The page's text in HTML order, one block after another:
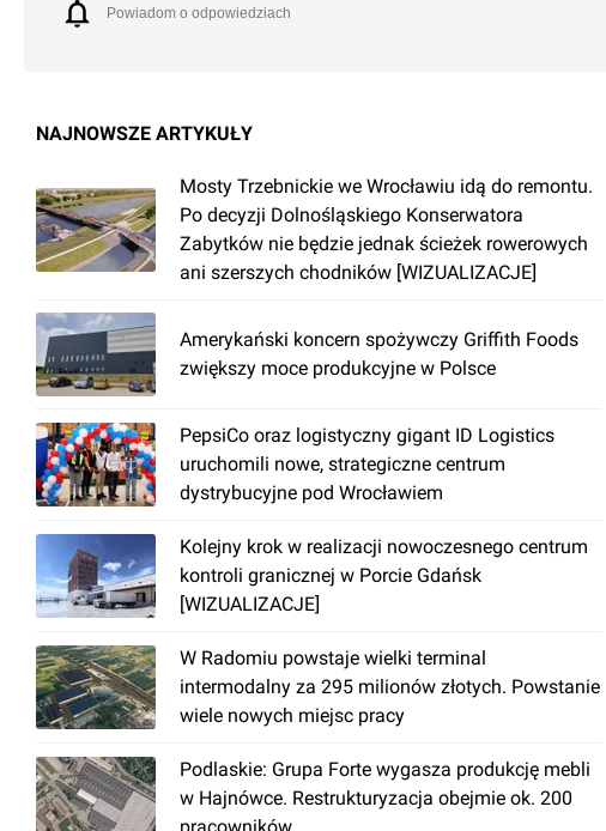
Powiadom o odpowiedziach
NAJNOWSZE ARTYKUŁY
Mosty Trzebnickie we Wrocławiu idą do remontu.
Po decyzji Dolnośląskiego Konserwatora
Zabytków nie będzie jednak ścieżek rowerowych
ani szerszych chodników [WIZUALIZACJE]
Amerykański koncern spożywczy Griffith Foods
zwiększy moce produkcyjne w Polsce
PepsiCo oraz logistyczny gigant ID Logistics
uruchomili nowe, strategiczne centrum
dystrybucyjne pod Wrocławiem
Kolejny krok w realizacji nowoczesnego centrum
kontroli granicznej w Porcie Gdańsk
[WIZUALIZACJE]
W Radomiu powstaje wielki terminal
intermodalny za 295 milionów złotych. Powstanie
wiele nowych miejsc pracy
Podlaskie: Grupa Forte wygasza produkcję mebli
w Hajnówce. Restrukturyzacja obejmie ok. 200